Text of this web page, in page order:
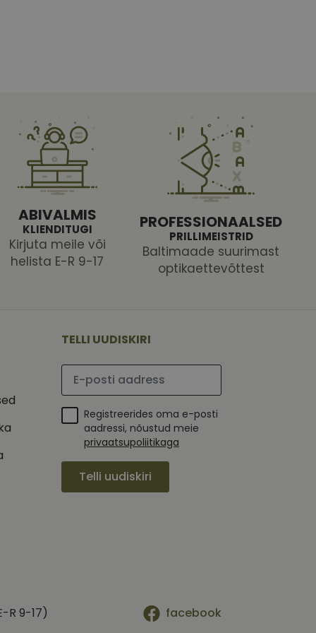
ABIVALMIS
KLIENDITUGI
Kirjuta meile või
helista E-R 9-17
PROFESSIONAALSED
PRILLIMEISTRID
Baltimaade suurimast
optikaettevõttest
TELLI UUDISKIRI
Palun sisesta e-posti aadress
Registreerides oma e-posti
aadressi, nõustud meie
privaatsupoliitikaga
Telli uudiskiri
R 9-17) facebook
küpsiste
selleks, et Cookie-
See on
eest
kasutajate
genereeritud
andmete
aadressi
teha kindlaks,
näiteks reaalajas